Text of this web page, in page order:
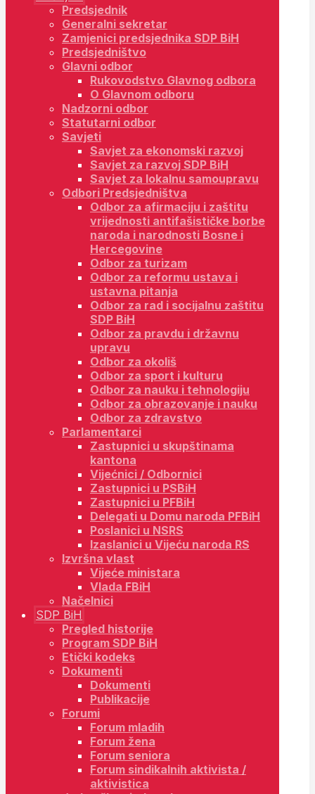
Predsjednik
Generalni sekretar
Zamjenici predsjednika SDP BiH
Predsjedništvo
Glavni odbor
Rukovodstvo Glavnog odbora
O Glavnom odboru
Nadzorni odbor
Statutarni odbor
Savjeti
Savjet za ekonomski razvoj
Savjet za razvoj SDP BiH
Savjet za lokalnu samoupravu
Odbori Predsjedništva
Odbor za afirmaciju i zaštitu
vrijednosti antifašističke borbe
naroda i narodnosti Bosne i
Hercegovine
Odbor za turizam
Odbor za reformu ustava i
ustavna pitanja
Odbor za rad i socijalnu zaštitu
SDP BiH
Odbor za pravdu i državnu
upravu
Odbor za okoliš
Odbor za sport i kulturu
Odbor za nauku i tehnologiju
Odbor za obrazovanje i nauku
Odbor za zdravstvo
Parlamentarci
Zastupnici u skupštinama
kantona
Vijećnici / Odbornici
Zastupnici u PSBiH
Zastupnici u PFBiH
Delegati u Domu naroda PFBiH
Poslanici u NSRS
Izaslanici u Vijeću naroda RS
Izvršna vlast
Vijeće ministara
Vlada FBiH
Načelnici
SDP BiH
Pregled historije
Program SDP BiH
Etički kodeks
Dokumenti
Dokumenti
Publikacije
Forumi
Forum mladih
Forum žena
Forum seniora
Forum sindikalnih aktivista /
aktivistica